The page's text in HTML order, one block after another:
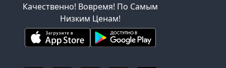
Качественно! Вовремя! По Самым
Низким Ценам!